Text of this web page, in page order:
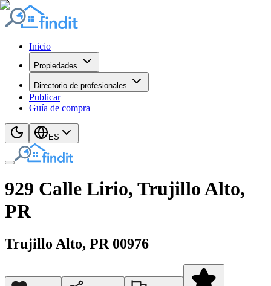
Inicio
Propiedades
Directorio de profesionales
Publicar
Guía de compra
ES
929 Calle Lirio, Trujillo Alto,
PR
Trujillo Alto, PR 00976